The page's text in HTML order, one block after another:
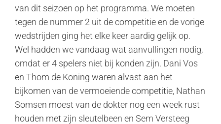
van dit seizoen op het programma. We moeten
tegen de nummer 2 uit de competitie en de vorige
wedstrijden ging het elke keer aardig gelijk op.
Wel hadden we vandaag wat aanvullingen nodig,
omdat er 4 spelers niet bij konden zijn. Dani Vos
en Thom de Koning waren alvast aan het
bijkomen van de vermoeiende competitie, Nathan
Somsen moest van de dokter nog een week rust
houden met zijn sleutelbeen en Sem Versteeg